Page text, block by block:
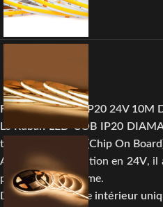
Ruban LED COB IP20 24V 10M
LeRuban LED COB IP20
technologie
COB (Chip On
Avec son alimentation en 24V, il
puissant et uniforme.
Destiné à un usage intérieur